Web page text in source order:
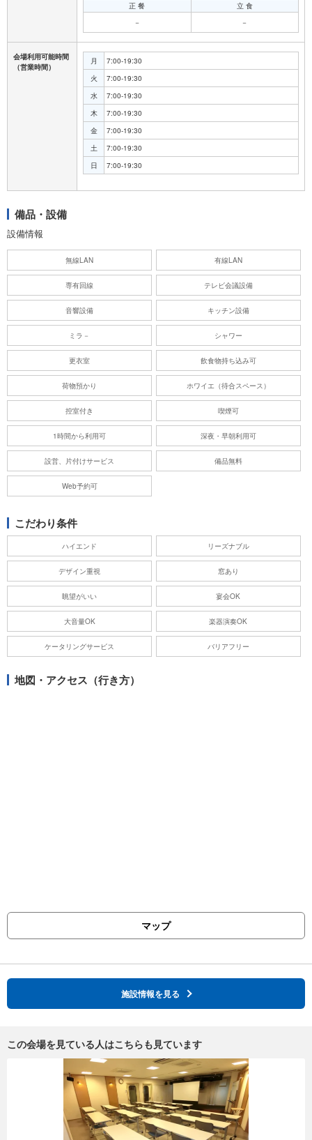
正 餐
－
立 食
－
会場利用可能時間
（営業時間）
月
7:00-19:30
火
7:00-19:30
水
7:00-19:30
木
7:00-19:30
金
7:00-19:30
土
7:00-19:30
日
7:00-19:30
備品・設備
設備情報
無線LAN 有線LAN
専有回線 テレビ会議設備
音響設備 キッチン設備
ミラ－ シャワー
更衣室 飲食物持ち込み可
荷物預かり ホワイエ（待合スペース）
控室付き 喫煙可
1時間から利用可 深夜・早朝利用可
設営、片付けサービス 備品無料
Web予約可
こだわり条件
ハイエンド リーズナブル
デザイン重視 窓あり
眺望がいい 宴会OK
大音量OK 楽器演奏OK
ケータリングサービス バリアフリー
地図・アクセス（行き方）
マップ
施設情報を見る
この会場を見ている人はこちらも見ています